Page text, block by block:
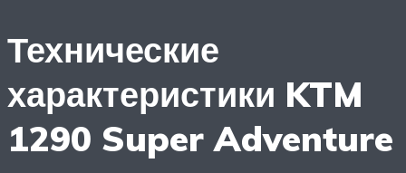
Технические
характеристики KTM
1290 Super Adventure